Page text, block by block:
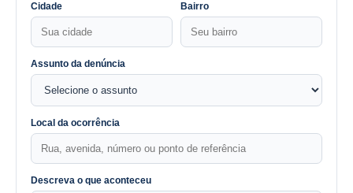
Cidade Bairro
Assunto da denúncia
Local da ocorrência
Descreva o que aconteceu